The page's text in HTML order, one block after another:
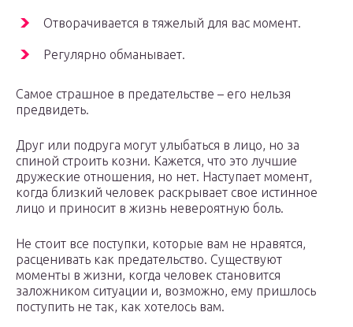
Отворачивается в тяжелый для вас момент.
Регулярно обманывает.
Самое страшное в предательстве – его нельзя
предвидеть.
Друг или подруга могут улыбаться в лицо, но за
спиной строить козни. Кажется, что это лучшие
дружеские отношения, но нет. Наступает момент,
когда близкий человек раскрывает свое истинное
лицо и приносит в жизнь невероятную боль.
Не стоит все поступки, которые вам не нравятся,
расценивать как предательство. Существуют
моменты в жизни, когда человек становится
заложником ситуации и, возможно, ему пришлось
поступить не так, как хотелось вам.